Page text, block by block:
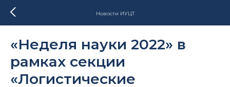
Новости ИУЦТ
«Неделя науки 2022» в
рамках секции
«Логистические